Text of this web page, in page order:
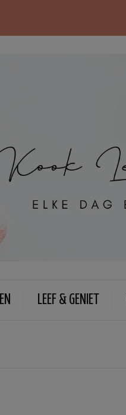
LEEF & GENIET